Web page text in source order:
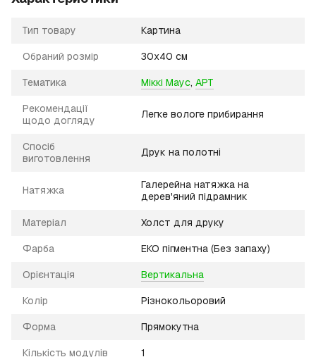
Тип товару Картина
Обраний розмір 30х40 см
Тематика Міккі Маус, АРТ
Рекомендації
щодо догляду
Легке вологе прибирання
Спосіб
виготовлення
Друк на полотні
Натяжка
Галерейна натяжка на
дерев'яний підрамник
Матеріал Холст для друку
Фарба ЕКО пігментна (Без запаху)
Орієнтація Вертикальна
Колір Різнокольоровий
Форма Прямокутна
Кількість модулів 1